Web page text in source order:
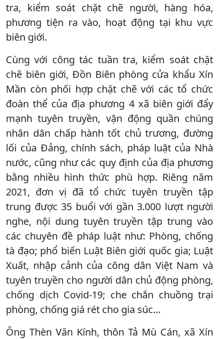
tra, kiểm soát chặt chẽ người, hàng hóa,
phương tiện ra vào, hoạt động tại khu vực
biên giới.
Cùng với công tác tuần tra, kiểm soát chặt
chẽ biên giới, Đồn Biên phòng cửa khẩu Xín
Mần còn phối hợp chặt chẽ với các tổ chức
đoàn thể của địa phương 4 xã biên giới đẩy
mạnh tuyên truyền, vận động quần chúng
nhân dân chấp hành tốt chủ trương, đường
lối của Đảng, chính sách, pháp luật của Nhà
nước, cũng như các quy định của địa phương
bằng nhiều hình thức phù hợp. Riêng năm
2021, đơn vị đã tổ chức tuyên truyền tập
trung được 35 buổi với gần 3.000 lượt người
nghe, nội dung tuyên truyền tập trung vào
các chuyên đề pháp luật như: Phòng, chống
tà đạo; phổ biến Luật Biên giới quốc gia; Luật
Xuất, nhập cảnh của công dân Việt Nam và
tuyên truyền cho người dân chủ động phòng,
chống dịch Covid-19; che chắn chuồng trại
phòng, chống giá rét cho gia súc…
Ông Thèn Văn Kính, thôn Tả Mù Cán, xã Xín